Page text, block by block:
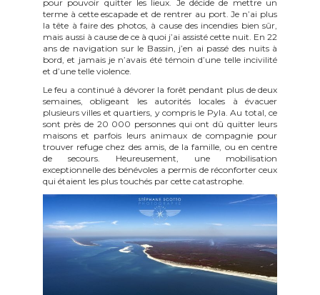
pour pouvoir quitter les lieux. Je décide de mettre un
terme à cette escapade et de rentrer au port. Je n’ai plus
la tête à faire des photos, à cause des incendies bien sûr,
mais aussi à cause de ce à quoi j’ai assisté cette nuit. En 22
ans de navigation sur le Bassin, j’en ai passé des nuits à
bord, et jamais je n’avais été témoin d’une telle incivilité
et d’une telle violence.
Le feu a continué à dévorer la forêt pendant plus de deux
semaines, obligeant les autorités locales à évacuer
plusieurs villes et quartiers, y compris le Pyla. Au total, ce
sont près de 20 000 personnes qui ont dû quitter leurs
maisons et parfois leurs animaux de compagnie pour
trouver refuge chez des amis, de la famille, ou en centre
de secours. Heureusement, une mobilisation
exceptionnelle des bénévoles a permis de réconforter ceux
qui étaient les plus touchés par cette catastrophe.